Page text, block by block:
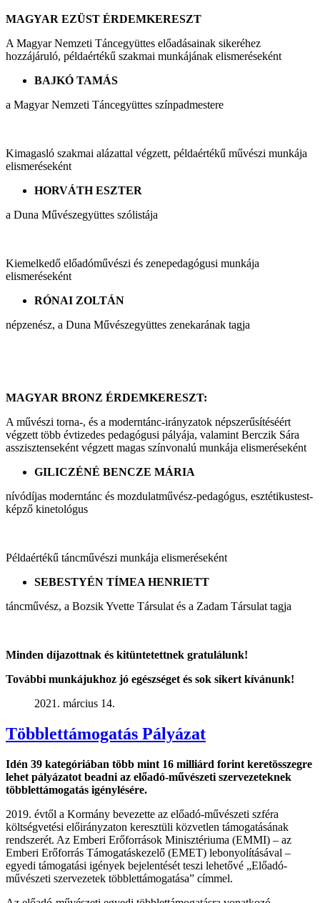
MAGYAR EZÜST ÉRDEMKERESZT
A Magyar Nemzeti Táncegyüttes előadásainak sikeréhez
hozzájáruló, példaértékű szakmai munkájának elismeréseként
BAJKÓ TAMÁS
a Magyar Nemzeti Táncegyüttes színpadmestere
Kimagasló szakmai alázattal végzett, példaértékű művészi munkája
elismeréseként
HORVÁTH ESZTER
a Duna Művészegyüttes szólistája
Kiemelkedő előadóművészi és zenepedagógusi munkája
elismeréseként
RÓNAI ZOLTÁN
népzenész, a Duna Művészegyüttes zenekarának tagja
MAGYAR BRONZ ÉRDEMKERESZT:
A művészi torna-, és a moderntánc-irányzatok népszerűsítéséért
végzett több évtizedes pedagógusi pályája, valamint Berczik Sára
asszisztenseként végzett magas színvonalú munkája elismeréseként
GILICZÉNÉ BENCZE MÁRIA
nívódíjas moderntánc és mozdulatművész-pedagógus, esztétikustest-
képző kinetológus
Példaértékű táncművészi munkája elismeréseként
SEBESTYÉN TÍMEA HENRIETT
táncművész, a Bozsik Yvette Társulat és a Zadam Társulat tagja
Minden díjazottnak és kitüntetettnek gratulálunk!
További munkájukhoz jó egészséget és sok sikert kívánunk!
2021. március 14.
Többlettámogatás Pályázat
Idén 39 kategóriában több mint 16 milliárd forint keretösszegre
lehet pályázatot beadni az előadó-művészeti szervezeteknek
többlettámogatás igénylésére.
2019. évtől a Kormány bevezette az előadó-művészeti szféra
költségvetési előirányzaton keresztüli közvetlen támogatásának
rendszerét. Az Emberi Erőforrások Minisztériuma (EMMI) – az
Emberi Erőforrás Támogatáskezelő (EMET) lebonyolításával –
egyedi támogatási igények bejelentését teszi lehetővé „Előadó-
művészeti szervezetek többlettámogatása” címmel.